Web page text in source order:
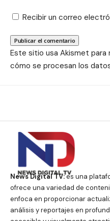
Recibir un correo
Este sitio usa Akismet para
cómo se procesan los
News Digital TV:es una
ofrece una variedad de
enfoca en proporcionar
análisis y reportajes en